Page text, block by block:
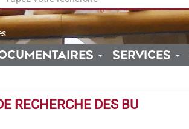
SERVICES
RECHERCHE DES BU